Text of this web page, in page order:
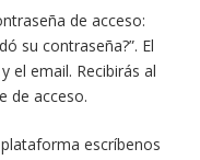
de acceso:
su contraseña?”. El
el email. Recibirás al
de acceso.
escríbenos